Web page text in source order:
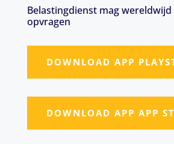
Belastingdienst mag
opvragen
DOWNLOAD APP
DOWNLOAD APP APP